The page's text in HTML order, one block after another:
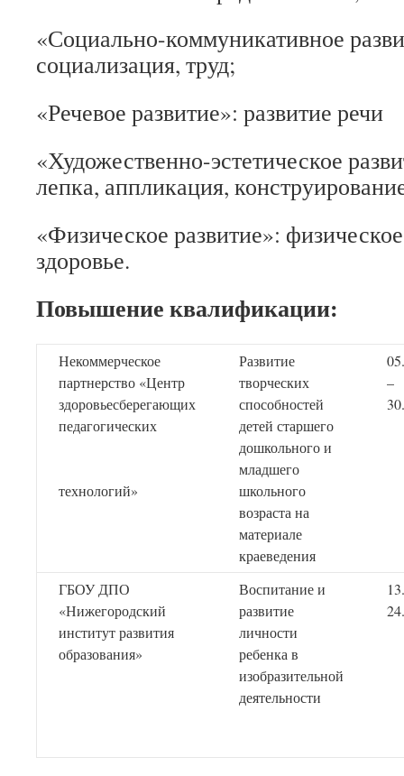
«Социально-коммуникативное
социализация, труд;
«Речевое развитие»: развитие речи
«Художественно-эстетическое
лепка, аппликация,
«Физическое развитие»:
здоровье.
Повышение квалификации:
Некоммерческое
партнерство «Центр
здоровьесберегающих
педагогических
технологий»
Развитие
творческих
способностей
детей старшего
дошкольного и
младшего
школьного
возраста на
материале
краеведения
–
ГБОУ ДПО
«Нижегородский
институт развития
образования»
Воспитание и
развитие
личности
ребенка в
изобразительной
деятельности